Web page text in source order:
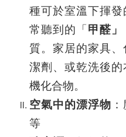
種可於室溫下揮
常聽到的「甲醛」
質。家居的家具
潔劑、或乾洗後
機化合物。
空氣中的漂浮物
等